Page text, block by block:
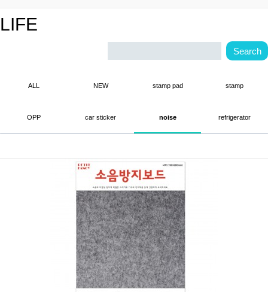
LIFE
ALL NEW stamp pad stamp
OPP car sticker noise refrigerator